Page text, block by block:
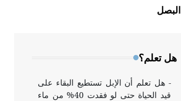
البصل
هل تعلم؟
الهندسية التي ارتبطت بالعمارة
الإسلامية في بلاد الشام ومصر خاصة،
- هل تعلم أن الإبل تستطيع البقاء على
قيد الحياة حتى لو فقدت 40% من ماء